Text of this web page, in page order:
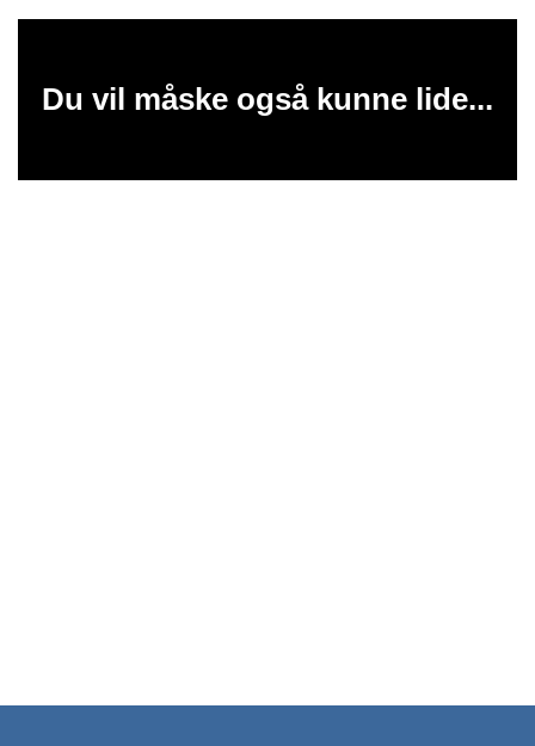
Du vil måske også kunne lide...